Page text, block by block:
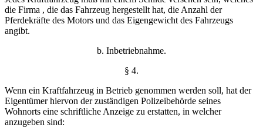
die Firma , die das Fahrzeug hergestellt hat, die Anzahl der
Pferdekräfte des Motors und das Eigengewicht des Fahrzeugs
angibt.
b. Inbetriebnahme.
§ 4.
Wenn ein Kraftfahrzeug in Betrieb genommen werden soll, hat der
Eigentümer hiervon der zuständigen Polizeibehörde seines
Wohnorts eine schriftliche Anzeige zu erstatten, in welcher
anzugeben sind: